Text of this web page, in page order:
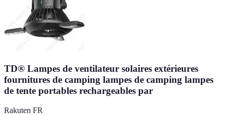
TD® Lampes de ventilateur solaires extérieures
fournitures de camping lampes de camping lampes
de tente portables rechargeables par
Rakuten FR